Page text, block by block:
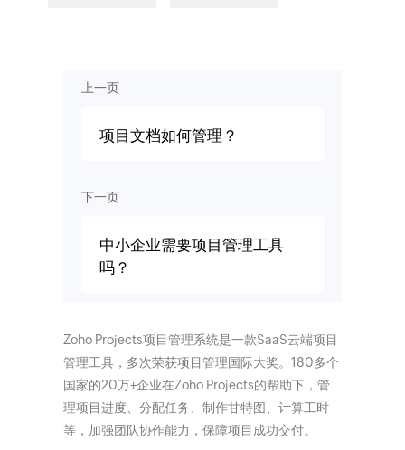
上一页
项目文档如何管理？
下一页
中小企业需要项目管理工具
吗？
Zoho Projects项目管理系统是一款SaaS云端项目
管理工具，多次荣获项目管理国际大奖。180多个
国家的20万+企业在Zoho Projects的帮助下，管
理项目进度、分配任务、制作甘特图、计算工时
等，加强团队协作能力，保障项目成功交付。